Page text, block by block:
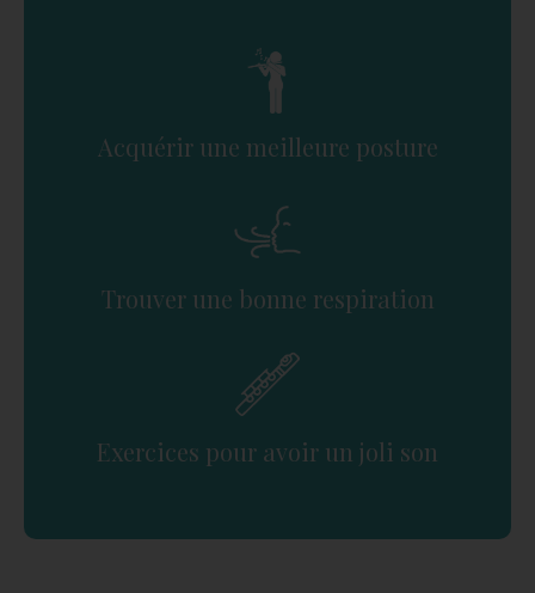
Acquérir une meilleure posture
Trouver une bonne respiration
Exercices pour avoir un joli son